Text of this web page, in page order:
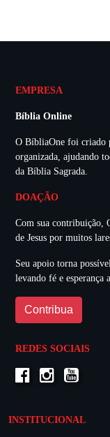
EMPRESA
Bíblia Online
O BíbliaOne foi criado
organizada, ajudando
da Bíblia Sagrada.
DOAÇÃO
Com sua contribuição,
de Jesus por muitos
Seu apoio torna
levando fé e esperança
Contribua
REDES SOCIAIS
INSTITUCIONAL